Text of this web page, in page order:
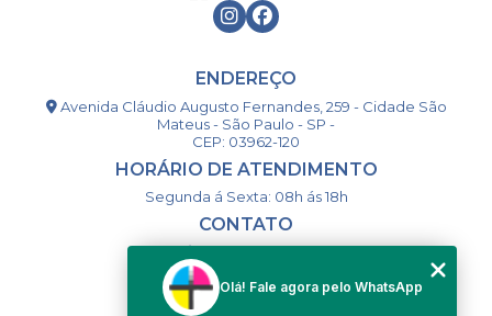
ENDEREÇO
Avenida Cláudio Augusto Fernandes, 259 - Cidade São
Mateus - São Paulo - SP -
CEP: 03962-120
HORÁRIO DE ATENDIMENTO
Segunda á Sexta: 08h ás 18h
CONTATO
(11) 98993-9556
togsm1@gmail.com
Olá! Fale agora pelo WhatsApp